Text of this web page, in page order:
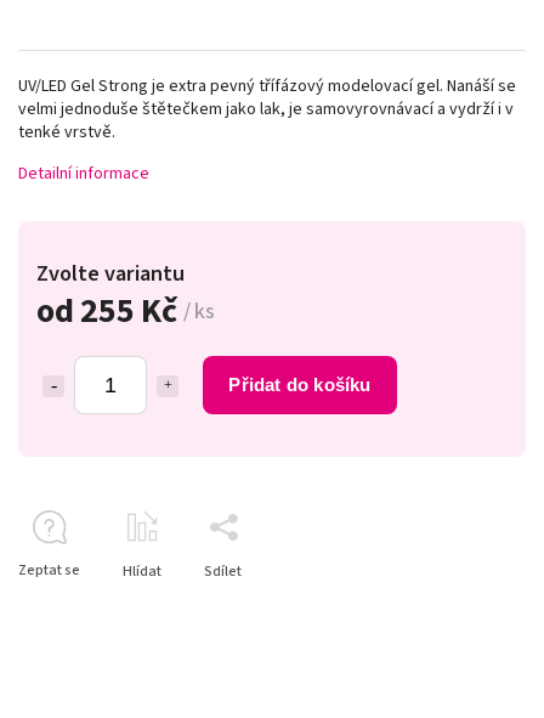
od255 Kč / ks
Přidat do košíku
Zvolte variantu
UV/LED Gel Strong je extra pevný třífázový modelovací gel. Nanáší se
velmi jednoduše štětečkem jako lak, je samovyrovnávací a vydrží i v
tenké vrstvě.
Detailní informace
Zeptat se Hlídat Sdílet